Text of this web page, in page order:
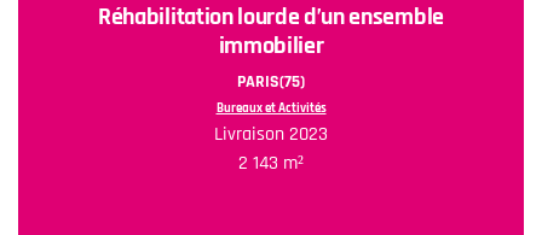
Réhabilitation lourde d’un ensemble
immobilier
PARIS(75)
Bureaux et Activités
Livraison 2023
2 143 m²